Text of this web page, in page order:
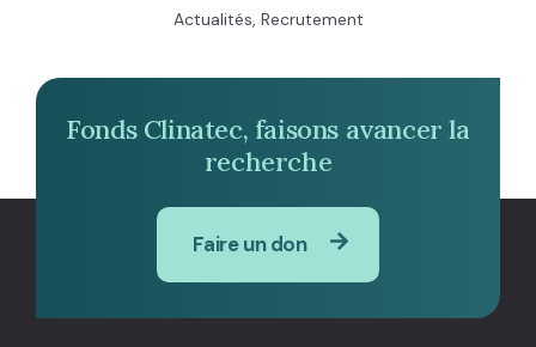
Actualités Recrutement
Fonds Clinatec, faisons avancer la
recherche
Faire un don